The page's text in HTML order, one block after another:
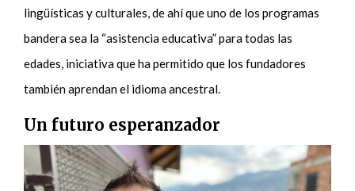
lingüísticas y culturales, de ahí que uno de los programas
bandera sea la “asistencia educativa” para todas las
edades, iniciativa que ha permitido que los fundadores
también aprendan el idioma ancestral.
Un futuro esperanzador